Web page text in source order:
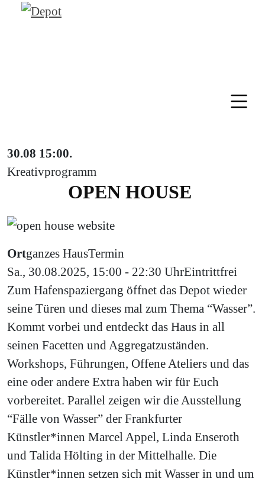
30.08 15:00.
Kreativprogramm
OPEN HOUSE
Ortganzes HausTermin
Sa., 30.08.2025, 15:00 - 22:30 UhrEintrittfrei
Zum Hafenspaziergang öffnet das Depot wieder
seine Türen und dieses mal zum Thema “Wasser”.
Kommt vorbei und entdeckt das Haus in all
seinen Facetten und Aggregatzuständen.
Workshops, Führungen, Offene Ateliers und das
eine oder andere Extra haben wir für Euch
vorbereitet. Parallel zeigen wir die Ausstellung
“Fälle von Wasser” der Frankfurter
Künstler*innen Marcel Appel, Linda Enseroth
und Talida Hölting in der Mittelhalle. Die
Künstler*innen setzen sich mit Wasser in und um